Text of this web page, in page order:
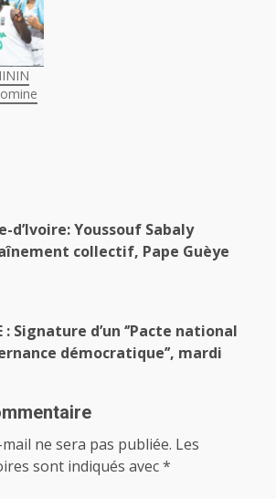
d’Ivoire: Youssouf Sabaly
collectif, Pape Guèye
: Signature d’un ‘’Pacte national
démocratique’’, mardi
ne sera pas publiée. Les
sont indiqués avec*